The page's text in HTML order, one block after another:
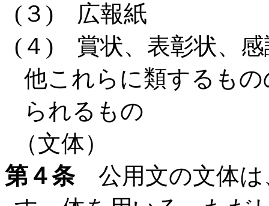
(３) 広報紙
(４) 賞状、表彰状、感
他これらに類するも
られるもの
（文体）
第４条公用文の文体は